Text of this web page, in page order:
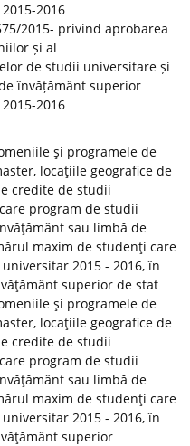
2016
2015- privind aprobarea
și al
de studii universitare și
învățământ superior
2016
şi programele de
locaţiile geografice de
credite de studii
program de studii
sau limbă de
maxim de studenţi care
2015 - 2016, în
superior de stat
şi programele de
locaţiile geografice de
credite de studii
program de studii
sau limbă de
maxim de studenţi care
2015 - 2016, în
superior